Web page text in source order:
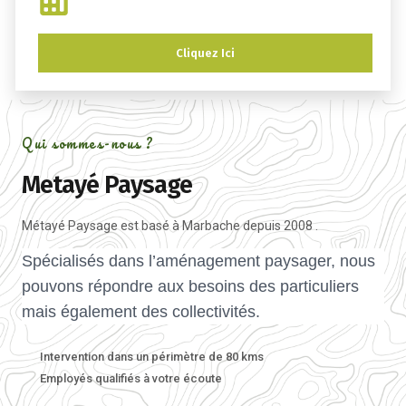
Cliquez Ici
Qui sommes-nous ?
Metayé Paysage
Métayé Paysage est basé à Marbache depuis 2008 .
Spécialisés dans l’aménagement paysager, nous
pouvons répondre aux besoins des particuliers
mais également des collectivités.
Intervention dans un périmètre de 80 kms
Employés qualifiés à votre écoute